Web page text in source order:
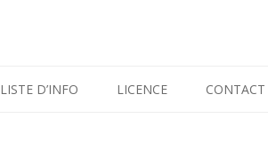
LISTE D’INFO LICENCE CONTACT